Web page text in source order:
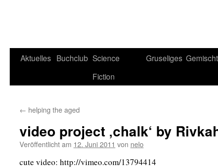
Aktuelles Buchclub Science
Fiction
Gruseliges
← helping the aged
video project ‚chalk‘ by
Veröffentlicht am 12. Juni 2011 von nelo
cute video: http://vimeo.com/13794414